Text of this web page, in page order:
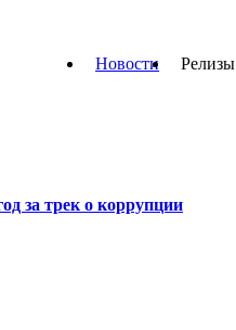
Новости Релизы
за трек о коррупции